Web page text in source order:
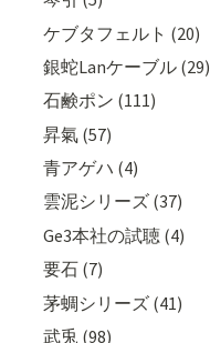
ケブタフェルト (20)
銀蛇Lanケーブル (29)
石鹸ポン (111)
昇氣 (57)
青アゲハ (4)
雲泥シリーズ (37)
Ge3本社の試聴 (4)
要石 (7)
茅蜩シリーズ (41)
武兎 (98)